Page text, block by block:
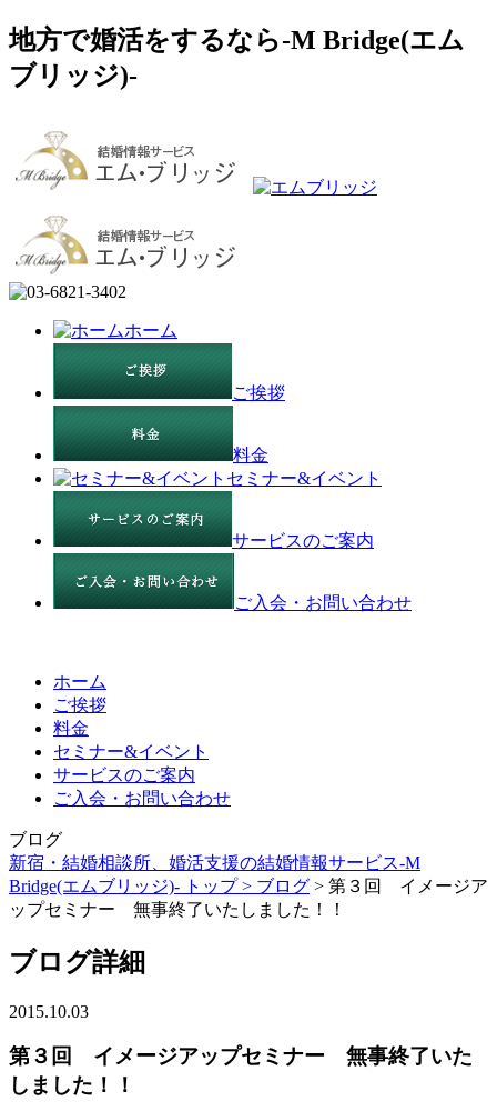
地方で婚活をするなら-M Bridge(エム
ブリッジ)-
ホーム
ご挨拶
料金
セミナー&イベント
サービスのご案内
ご入会・お問い合わせ
ホーム
ご挨拶
料金
セミナー&イベント
サービスのご案内
ご入会・お問い合わせ
ブログ
新宿・結婚相談所、婚活支援の結婚情報サービス-M
Bridge(エムブリッジ)- トップ > ブログ > 第３回 イメージア
ップセミナー 無事終了いたしました！！
ブログ詳細
2015.10.03
第３回 イメージアップセミナー 無事終了いた
しました！！